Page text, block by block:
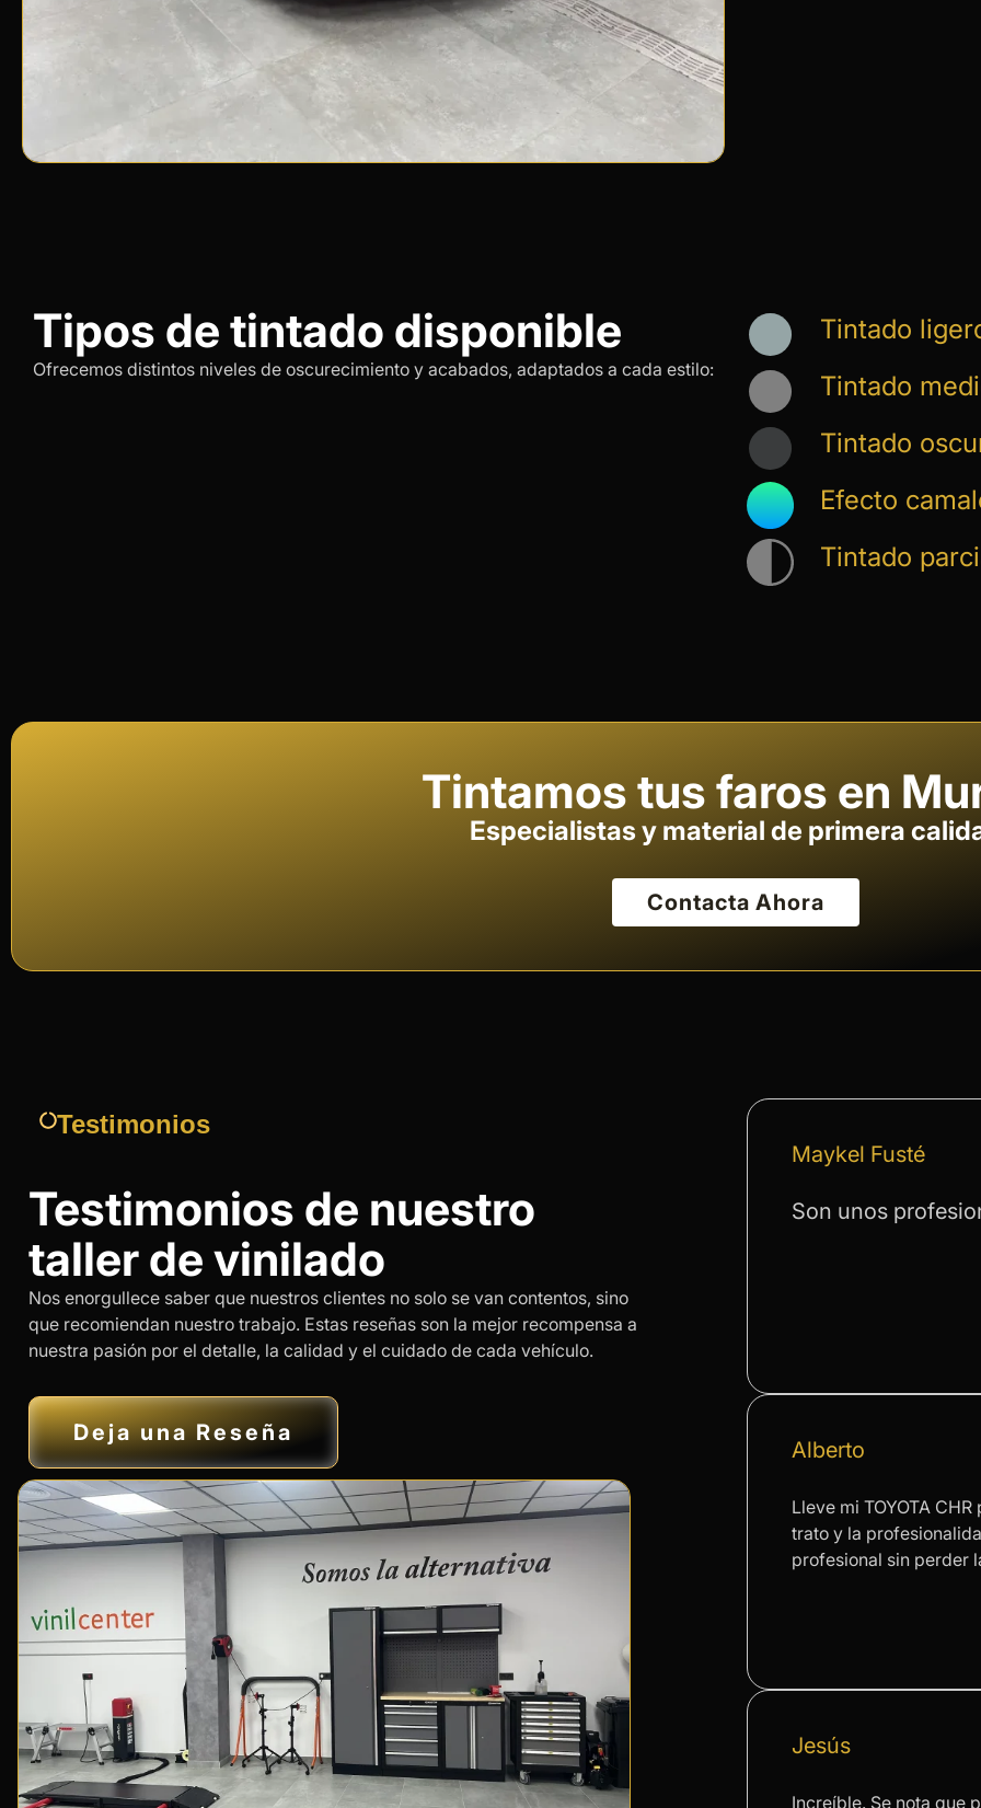
Tipos de tintado disponible
Ofrecemos distintos niveles de oscurecimiento y acabados, adaptados a cada estilo:
Tintado
Tintado
Tintado
Efecto
Tintado
Tintamos tus faros en
Especialistas y material de primera
Contacta Ahora
Testimonios
Testimonios de nuestro
taller de vinilado
Nos enorgullece saber que nuestros clientes no solo se van contentos, sino
que recomiendan nuestro trabajo. Estas reseñas son la mejor recompensa a
nuestra pasión por el detalle, la calidad y el cuidado de cada vehículo.
Deja una Reseña
Maykel Fusté
Son unos
Alberto
Lleve mi TOYOTA
trato y la
profesional sin perder
Jesús
Increíble. Se nota que